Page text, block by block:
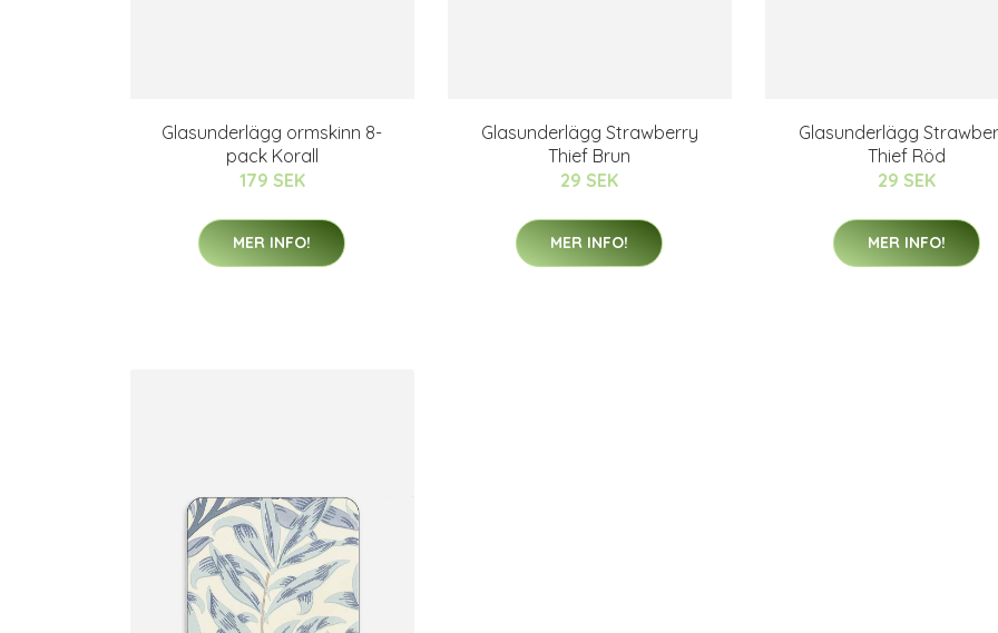
Glasunderlägg ormskinn 8-
pack Korall
179 SEK
MER INFO!
Glasunderlägg Strawberry
Thief Brun
29 SEK
MER INFO!
Glasunderlägg
Thief Röd
29 SEK
MER INFO!